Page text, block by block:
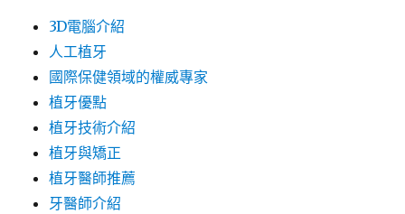
3D電腦介紹
人工植牙
國際保健領域的權威專家
植牙優點
植牙技術介紹
植牙與矯正
植牙醫師推薦
牙醫師介紹